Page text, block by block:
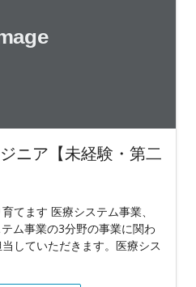
ニア【未経験・第二
てます 医療システム事業、
ム事業の3分野の事業に関わ
していただきます。医療シス